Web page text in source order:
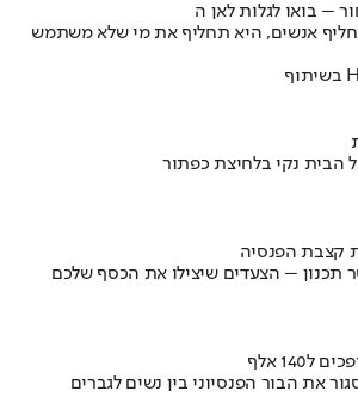
אנשים, היא תחליף את מי שלא משתמש
הבית נקי בלחיצת כפתור
קצבת הפנסיה
תכנון – הצעדים שיצילו את הכסף שלכם
את הבור הפנסיוני בין נשים לגברים